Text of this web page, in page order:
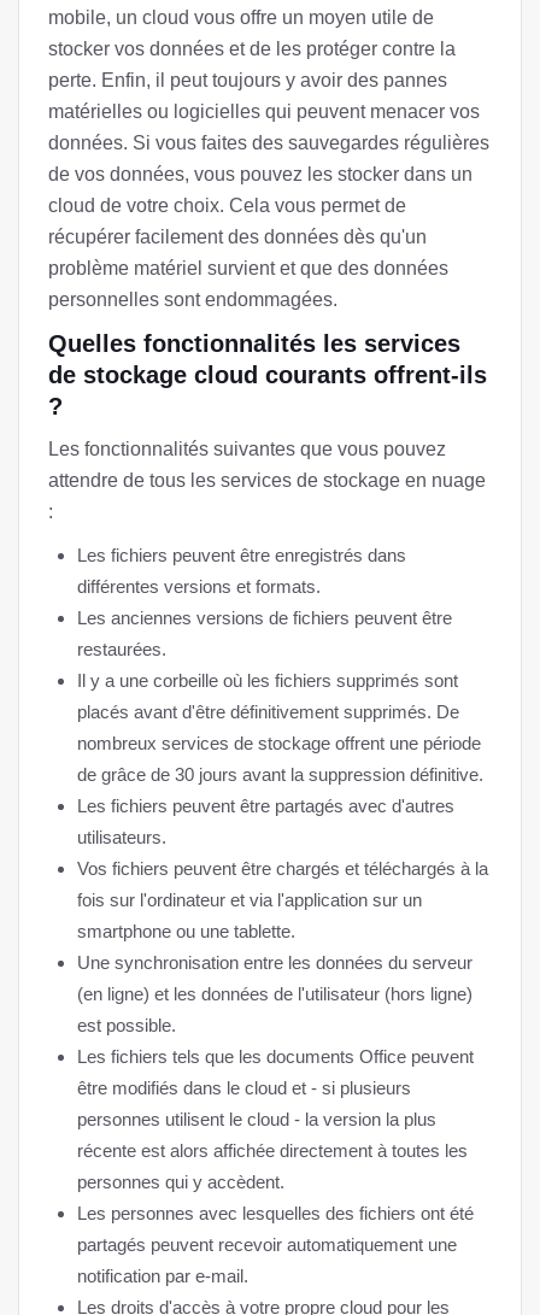
mobile, un cloud vous offre un moyen utile de
stocker vos données et de les protéger contre la
perte. Enfin, il peut toujours y avoir des pannes
matérielles ou logicielles qui peuvent menacer vos
données. Si vous faites des sauvegardes régulières
de vos données, vous pouvez les stocker dans un
cloud de votre choix. Cela vous permet de
récupérer facilement des données dès qu'un
problème matériel survient et que des données
personnelles sont endommagées.
Quelles fonctionnalités les services
de stockage cloud courants offrent-ils
?
Les fonctionnalités suivantes que vous pouvez
attendre de tous les services de stockage en nuage
:
Les fichiers peuvent être enregistrés dans
différentes versions et formats.
Les anciennes versions de fichiers peuvent être
restaurées.
Il y a une corbeille où les fichiers supprimés sont
placés avant d'être définitivement supprimés. De
nombreux services de stockage offrent une période
de grâce de 30 jours avant la suppression définitive.
Les fichiers peuvent être partagés avec d'autres
utilisateurs.
Vos fichiers peuvent être chargés et téléchargés à la
fois sur l'ordinateur et via l'application sur un
smartphone ou une tablette.
Une synchronisation entre les données du serveur
(en ligne) et les données de l'utilisateur (hors ligne)
est possible.
Les fichiers tels que les documents Office peuvent
être modifiés dans le cloud et - si plusieurs
personnes utilisent le cloud - la version la plus
récente est alors affichée directement à toutes les
personnes qui y accèdent.
Les personnes avec lesquelles des fichiers ont été
partagés peuvent recevoir automatiquement une
notification par e-mail.
Les droits d'accès à votre propre cloud pour les